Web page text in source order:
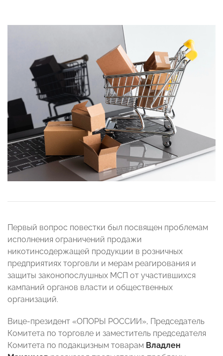
Первый вопрос повестки был посвящен проблемам
исполнения ограничений продажи
никотинсодержащей продукции в розничных
предприятиях торговли и мерам реагирования и
защиты законопослушных МСП от участившихся
кампаний органов власти и общественных
организаций.
Вице-президент «ОПОРЫ РОССИИ», Председатель
Комитета по торговле и заместитель председателя
Комитета по подакцизным товарам Владлен